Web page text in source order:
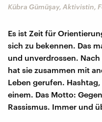
Kübra Gümüşay, Aktivistin,
Es ist Zeit für
sich zu bekennen. Das
und unverdrossen.
hat sie zusammen mit
Leben gerufen.
einem. Das Motto:
Rassismus. Immer und